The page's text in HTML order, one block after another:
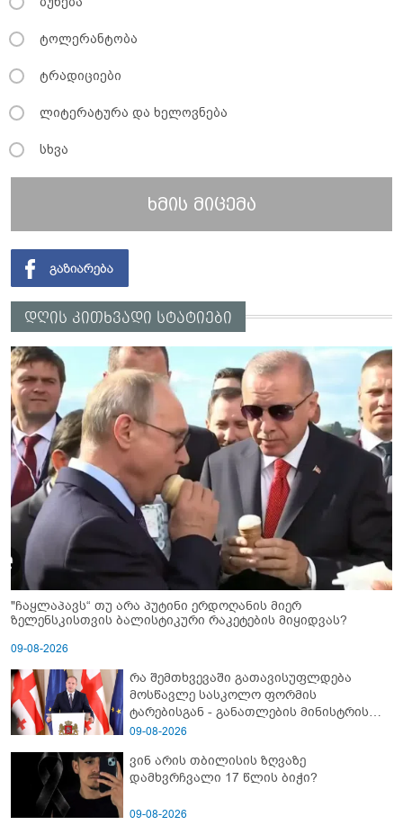
ტოლერანტობა
ტრადიციები
ლიტერატურა და ხელოვნება
სხვა
ხმის მიცემა
დღის კითხვადი სტატიები
"ჩაყლაპავს“ თუ არა პუტინი ერდოღანის მიერ
ზელენსკისთვის ბალისტიკური რაკეტების მიყიდვას?
09-08-2026
რა შემთხვევაში გათავისუფლდება
მოსწავლე სასკოლო ფორმის
ტარებისგან - განათლების მინისტრის
განმარტება
09-08-2026
ვინ არის თბილისის ზღვაზე
დამხვრჩვალი 17 წლის ბიჭი?
09-08-2026